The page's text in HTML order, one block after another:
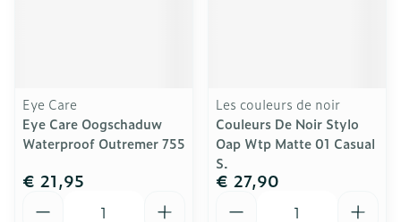
Eye Care
Eye Care Oogschaduw
Waterproof Outremer 755
€ 21,95
Les couleurs de noir
Couleurs De Noir Stylo
Oap Wtp Matte 01 Casual
S.
€ 27,90